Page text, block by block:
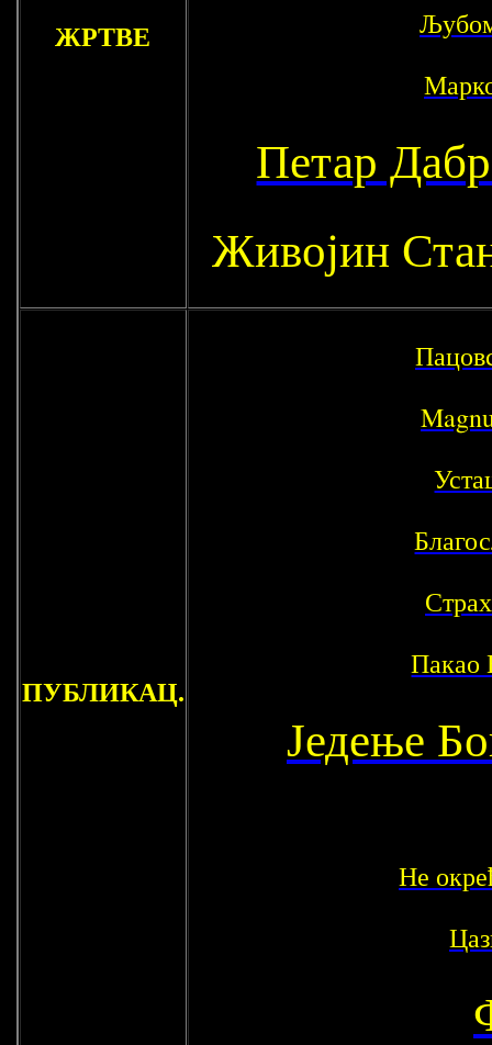
ЖРТВЕ
Петар
Живојин
ПУБЛИКАЦ.
Страх
Једење
Не